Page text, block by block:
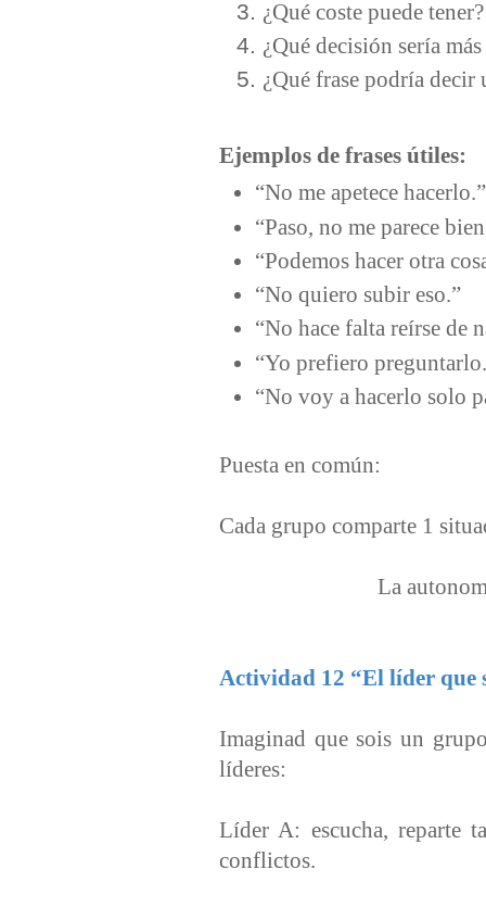
¿Qué coste puede
¿Qué decisión sería
¿Qué frase podría decir
Ejemplos de frases útiles:
“No me apetece
“Paso, no me parece
“Podemos hacer otra
“No quiero subir eso.”
“No hace falta reírse de
“Yo prefiero
“No voy a hacerlo solo
Puesta en común:
Cada grupo comparte 1
La
Actividad 12 “El líder que
Imaginad que sois un
líderes:
Líder A: escucha, reparte
conflictos.